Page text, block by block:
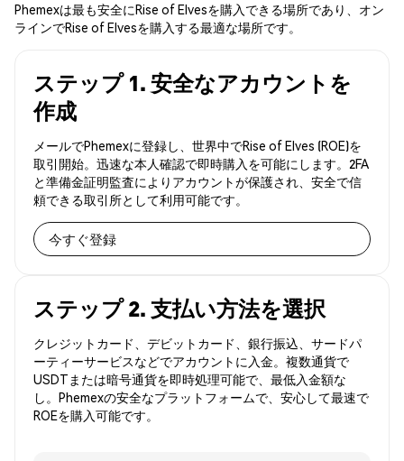
Phemexは最も安全にRise of Elvesを購入できる場所であり、オン
ラインでRise of Elvesを購入する最適な場所です。
ステップ 1. 安全なアカウントを
作成
メールでPhemexに登録し、世界中でRise of Elves (ROE)を
取引開始。迅速な本人確認で即時購入を可能にします。2FA
と準備金証明監査によりアカウントが保護され、安全で信
頼できる取引所として利用可能です。
今すぐ登録
ステップ 2. 支払い方法を選択
クレジットカード、デビットカード、銀行振込、サードパ
ーティーサービスなどでアカウントに入金。複数通貨で
USDTまたは暗号通貨を即時処理可能で、最低入金額な
し。Phemexの安全なプラットフォームで、安心して最速で
ROEを購入可能です。